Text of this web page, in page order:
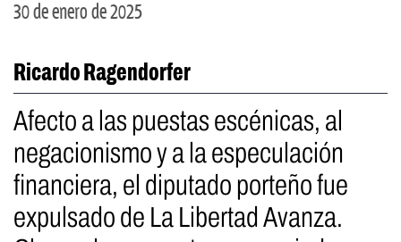
30 de enero de 2025
Ricardo Ragendorfer
Afecto a las puestas escénicas, al
negacionismo y a la especulación
financiera, el diputado porteño fue
expulsado de La Libertad Avanza.